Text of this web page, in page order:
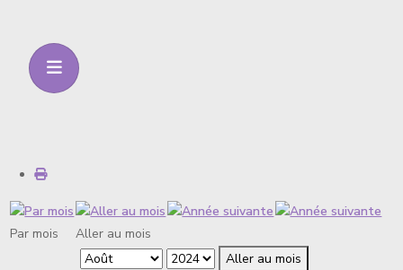
Par mois
Aller au mois
Aller au mois